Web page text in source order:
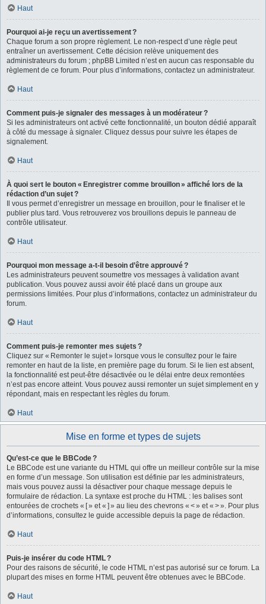
Haut
Pourquoi ai-je reçu un avertissement ?
Chaque forum a son propre règlement. Le non-respect d’une règle peut
entraîner un avertissement. Cette décision relève uniquement des
administrateurs du forum ; phpBB Limited n’est en aucun cas responsable du
règlement de ce forum. Pour plus d’informations, contactez un administrateur.
Haut
Comment puis-je signaler des messages à un modérateur ?
Si les administrateurs ont activé cette fonctionnalité, un bouton dédié apparaît
à côté du message à signaler. Cliquez dessus pour suivre les étapes de
signalement.
Haut
À quoi sert le bouton « Enregistrer comme brouillon » affiché lors de la
rédaction d’un sujet ?
Il vous permet d’enregistrer un message en brouillon, pour le finaliser et le
publier plus tard. Vous retrouverez vos brouillons depuis le panneau de
contrôle utilisateur.
Haut
Pourquoi mon message a-t-il besoin d’être approuvé ?
Les administrateurs peuvent soumettre vos messages à validation avant
publication. Vous pouvez aussi avoir été placé dans un groupe aux
permissions limitées. Pour plus d’informations, contactez un administrateur du
forum.
Haut
Comment puis-je remonter mes sujets ?
Cliquez sur « Remonter le sujet » lorsque vous le consultez pour le faire
remonter en haut de la liste, en première page du forum. Si le lien est absent,
la fonctionnalité est peut-être désactivée ou le délai entre deux remontées
n’est pas encore atteint. Vous pouvez aussi remonter un sujet simplement en y
répondant, mais en respectant les règles du forum.
Haut
Mise en forme et types de sujets
Qu’est-ce que le BBCode ?
Le BBCode est une variante du HTML qui offre un meilleur contrôle sur la mise
en forme d’un message. Son utilisation est définie par les administrateurs,
mais vous pouvez aussi la désactiver pour chaque message depuis le
formulaire de rédaction. La syntaxe est proche du HTML : les balises sont
entourées de crochets « [ » et « ] » au lieu des chevrons « < » et « > ». Pour plus
d’informations, consultez le guide accessible depuis la page de rédaction.
Haut
Puis-je insérer du code HTML ?
Pour des raisons de sécurité, le code HTML n’est pas autorisé sur ce forum. La
plupart des mises en forme HTML peuvent être obtenues avec le BBCode.
Haut